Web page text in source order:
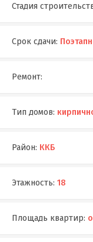
Стадия
Срок сдачи:
Ремонт:
Тип домов:
Район: ККБ
Этажность: 18
Площадь квартир: